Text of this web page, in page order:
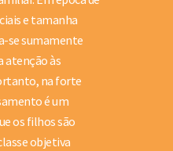
e tamanha
se sumamente
atenção às
na forte
é um
os filhos são
objetiva